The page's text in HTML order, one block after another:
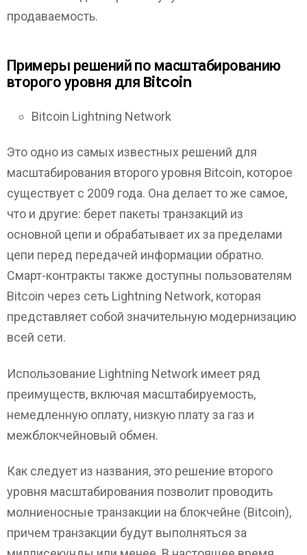
продаваемость.
Примеры решений по масштабированию
второго уровня для Bitcoin
Bitcoin Lightning Network
Это одно из самых известных решений для
масштабирования второго уровня Bitcoin, которое
существует с 2009 года. Она делает то же самое,
что и другие: берет пакеты транзакций из
основной цепи и обрабатывает их за пределами
цепи перед передачей информации обратно.
Смарт-контракты также доступны пользователям
Bitcoin через сеть Lightning Network, которая
представляет собой значительную модернизацию
всей сети.
Использование Lightning Network имеет ряд
преимуществ, включая масштабируемость,
немедленную оплату, низкую плату за газ и
межблокчейновый обмен.
Как следует из названия, это решение второго
уровня масштабирования позволит проводить
молниеносные транзакции на блокчейне (Bitcoin),
причем транзакции будут выполняться за